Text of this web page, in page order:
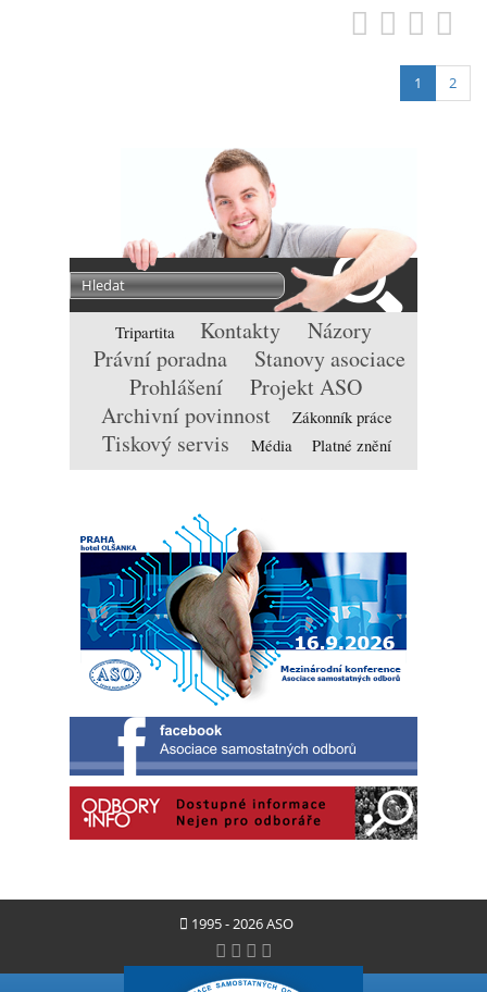
1 2
Tripartita Kontakty
Názory
Právní poradna
Stanovy asociace
Prohlášení
Projekt ASO
Archivní povinnost
Zákonník práce
Tiskový servis Média Platné znění
1995 - 2026 ASO